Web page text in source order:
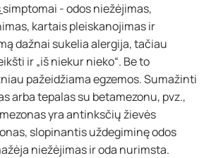
simptomai - odos niežėjimas,
kartais pleiskanojimas ir
dažnai sukelia alergija, tačiau
ir „iš niekur nieko“. Be to
pažeidžiama egzemos. Sumažinti
arba tepalas su betamezonu, pvz.,
yra antinksčių žievės
slopinantis uždegiminę odos
niežėjimas ir oda nurimsta.